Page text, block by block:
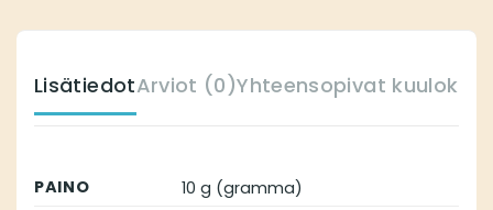
LisätiedotArviot (0)Yhteensopivat
PAINO 10 g (gramma)